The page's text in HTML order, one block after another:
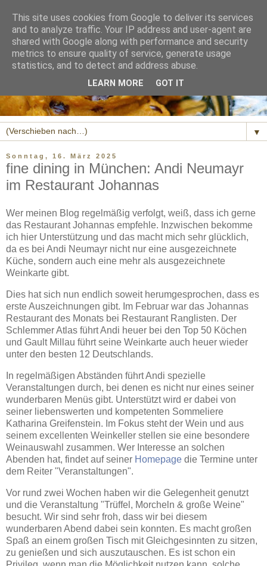
▼
Sonntag, 16. März 2025
fine dining in München: Andi Neumayr
im Restaurant Johannas
Wer meinen Blog regelmäßig verfolgt, weiß, dass ich gerne
das Restaurant Johannas empfehle. Inzwischen bekomme
ich hier Unterstützung und das macht mich sehr glücklich,
da es bei Andi Neumayr nicht nur eine ausgezeichnete
Küche, sondern auch eine mehr als ausgezeichnete
Weinkarte gibt.
Dies hat sich nun endlich soweit herumgesprochen, dass es
erste Auszeichnungen gibt. Im Februar war das Johannas
Restaurant des Monats bei Restaurant Ranglisten. Der
Schlemmer Atlas führt Andi heuer bei den Top 50 Köchen
und Gault Millau führt seine Weinkarte auch heuer wieder
unter den besten 12 Deutschlands.
In regelmäßigen Abständen führt Andi spezielle
Veranstaltungen durch, bei denen es nicht nur eines seiner
wunderbaren Menüs gibt. Unterstützt wird er dabei von
seiner liebenswerten und kompetenten Sommeliere
Katharina Greifenstein. Im Fokus steht der Wein und aus
seinem excellenten Weinkeller stellen sie eine besondere
Weinauswahl zusammen. Wer Interesse an solchen
Abenden hat, findet auf seiner Homepage die Termine unter
dem Reiter "Veranstaltungen".
Vor rund zwei Wochen haben wir die Gelegenheit genutzt
und die Veranstaltung "Trüffel, Morcheln & große Weine"
besucht. Wir sind sehr froh, dass wir bei diesem
wunderbaren Abend dabei sein konnten. Es macht großen
Spaß an einem großen Tisch mit Gleichgesinnten zu sitzen,
zu genießen und sich auszutauschen. Es ist schon ein
This site uses cookies from Google to deliver its services
and to analyze traffic. Your IP address and user-agent are
shared with Google along with performance and security
metrics to ensure quality of service, generate usage
statistics, and to detect and address abuse.
LEARN MORE GOT IT